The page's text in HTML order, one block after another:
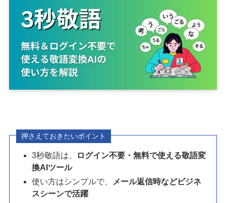
押さえておきたいポイント
3秒敬語は、
ログイン不要・無料で使える敬語変
換AIツール
使い方はシンプルで、
メール返信時などビジネ
スシーンで活躍